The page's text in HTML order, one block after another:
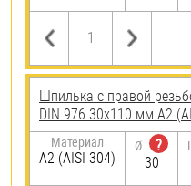
Шпилька с правой
DIN 976 30х110 мм А2
Материал
А2 (AISI 304)
Ø
?
30